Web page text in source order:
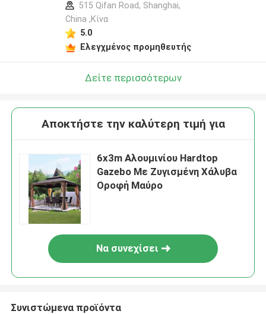
515 Qifan Road, Shanghai,
China ,Κίνα
5.0
Ελεγχμένος προμηθευτής
Δείτε περισσότερων
Αποκτήστε την καλύτερη τιμή για
6x3m Αλουμινίου Hardtop
Gazebo Με Ζυγισμένη Χάλυβα
Οροφή Μαύρο
Να συνεχίσει
Συνιστώμενα προϊόντα